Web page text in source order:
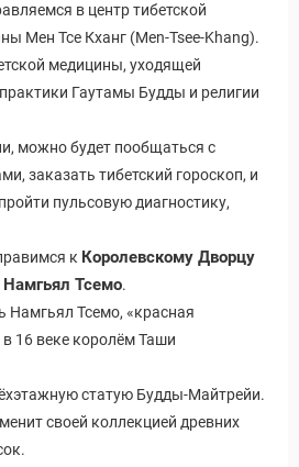
в центр тибетской
Мен Тсе Кханг (Men-Tsee-Khang).
медицины, уходящей
Гаутамы Будды и религии
можно будет пообщаться с
заказать тибетский гороскоп, и
пульсовую диагностику,
к Королевскому Дворцу
Тсемо.
Намгьял Тсемо, «красная
16 веке королём Таши
статую Будды-Майтрейи.
своей коллекцией древних